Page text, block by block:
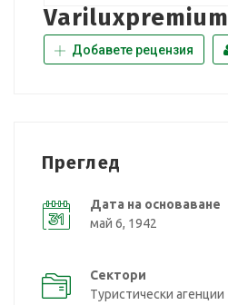
Variluxpremium
Добавете рецензия
Преглед
Дата на основаване
май 6, 1942
Сектори
Туристически агенции